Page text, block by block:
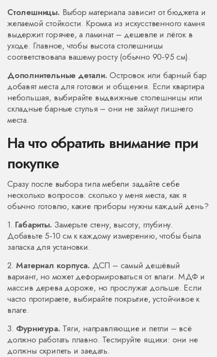
Столешницы. Выбор материала зависит от бюджета и
желаемой стойкости. Кромка из искусственного камня
выдержит горячее, а ламинат – дешевле и лёгок в
уходе. Главное, чтобы высота столешницы
соответствовала вашему росту (обычно 90‑95 см).
Дополнительные детали. Островок или барный бар
добавят места для готовки и общения. Если квартира
небольшая, выбирайте выдвижные столешницы или
складные барные стулья – они не займут лишнего
места.
На что обратить внимание при
покупке
Сразу после выбора типа мебели задайте себе
несколько вопросов: сколько у меня места, как я
обычно готовлю, какие приборы нужны каждый день?
1. Габариты. Замерьте стену, высоту, глубину.
Добавьте 5‑10 см к каждому измерению, чтобы была
запаска для установки.
2.Материал корпуса. ДСП – самый дешёвый
вариант, но может деформироваться от влаги. МДФ и
массив дерева дороже, но прослужат дольше. Если
часто протираете, выбирайте покрытие, устойчивое к
влаге.
3. Фурнитура. Тяги, направляющие и петли – всё
должно работать плавно. Тестируйте ящики: они не
должны скрипеть и заедать.